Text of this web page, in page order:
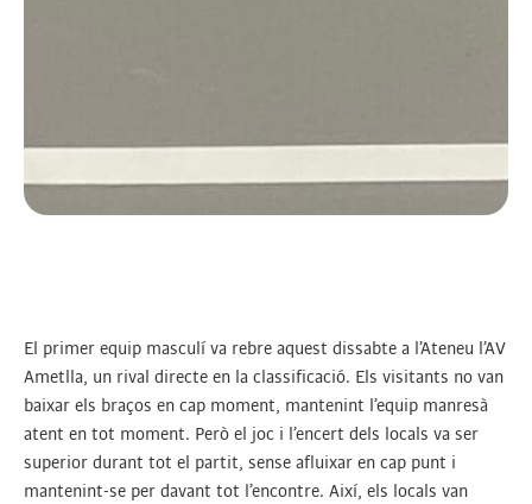
El primer equip masculí va rebre aquest dissabte a l’Ateneu l’AV
Ametlla, un rival directe en la classificació. Els visitants no van
baixar els braços en cap moment, mantenint l’equip manresà
atent en tot moment. Però el joc i l’encert dels locals va ser
superior durant tot el partit, sense afluixar en cap punt i
mantenint-se per davant tot l’encontre. Així, els locals van